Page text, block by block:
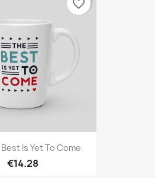
Is Yet To Come
€14.28
favorite_border